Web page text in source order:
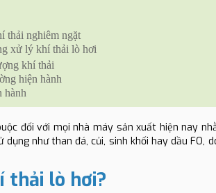
thải nghiêm ngặt
xử lý khí thải lò hơi
khí thải
hiện hành
hành
đối với mọi nhà máy sản xuất hiện nay
dụng như than đá, củi, sinh khối hay dầu
thải lò hơi?